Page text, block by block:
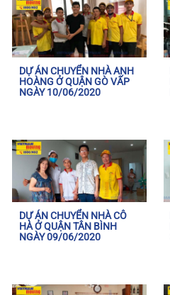
DỰ ÁN CHUYỂN NHÀ ANH
HOÀNG Ở QUẬN GÒ VẤP
NGÀY 10/06/2020
DỰ ÁN CHUYỂN NHÀ CÔ
HÀ Ở QUẬN TÂN BÌNH
NGÀY 09/06/2020